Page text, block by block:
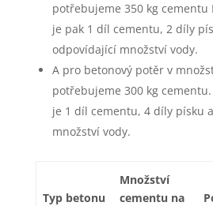
potřebujeme 350 kg cementu
je pak 1 díl cementu, 2 díly
odpovídající množství vody.
A pro betonový potěr v
potřebujeme 300 kg
je 1 díl cementu, 4 díly písku
množství vody.
Typ betonu
Množství
cementu na